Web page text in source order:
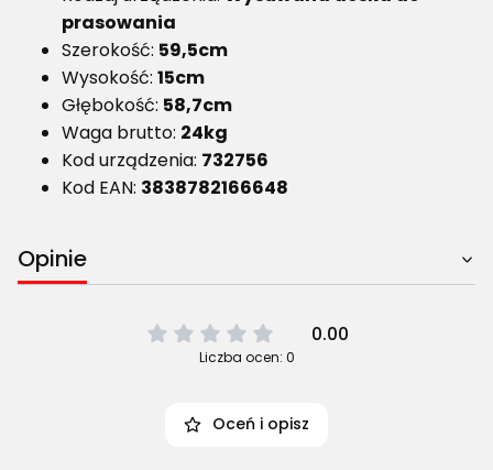
prasowania
Szerokość: 59,5cm
Wysokość: 15cm
Głębokość: 58,7cm
Waga brutto: 24kg
Kod urządzenia: 732756
Kod EAN: 3838782166648
Opinie
0.00
Liczba ocen: 0
Oceń i opisz